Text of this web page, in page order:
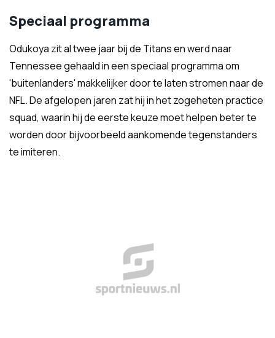
Speciaal programma
Odukoya zit al twee jaar bij de Titans en werd naar
Tennessee gehaald in een speciaal programma om
'buitenlanders' makkelijker door te laten stromen naar de
NFL. De afgelopen jaren zat hij in het zogeheten practice
squad, waarin hij de eerste keuze moet helpen beter te
worden door bijvoorbeeld aankomende tegenstanders
te imiteren.